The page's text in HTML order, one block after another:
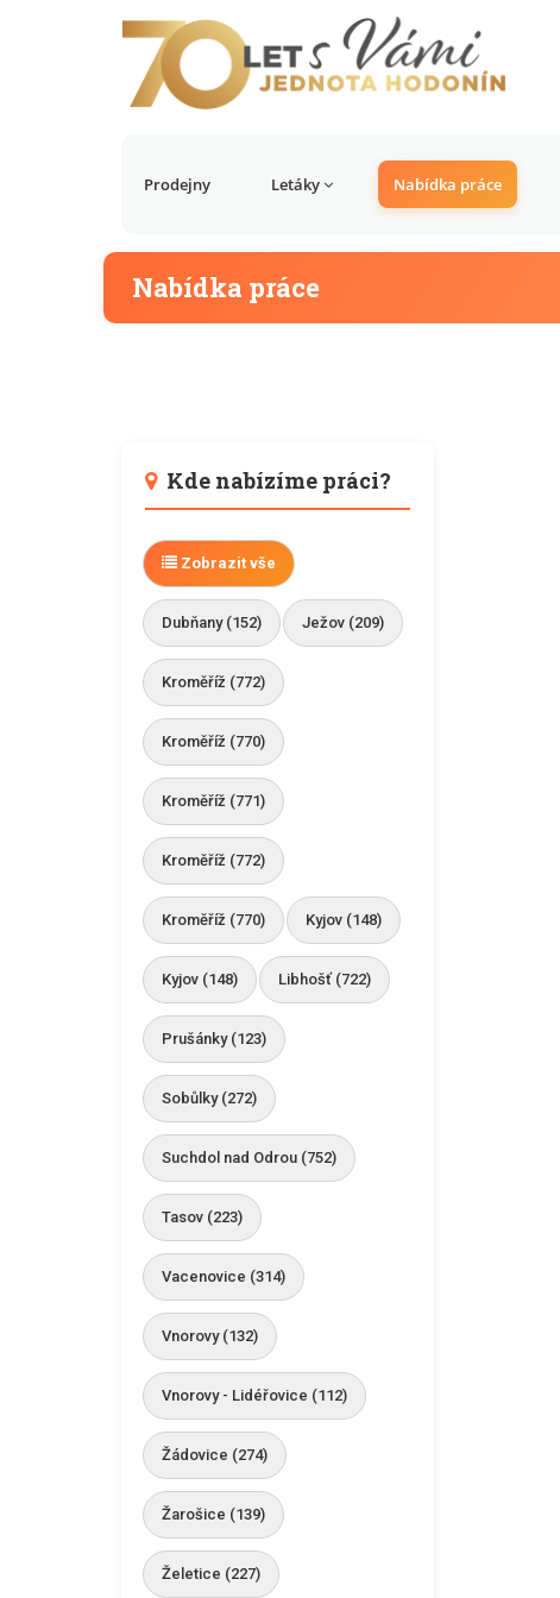
Prodejny Letáky Nabídka práce
Nabídka práce
Kde nabízíme práci?
Zobrazit vše
Dubňany (152) Ježov (209)
Kroměříž (772)
Kroměříž (770)
Kroměříž (771)
Kroměříž (772)
Kroměříž (770) Kyjov (148)
Kyjov (148) Libhošť (722)
Prušánky (123)
Sobůlky (272)
Suchdol nad Odrou (752)
Tasov (223)
Vacenovice (314)
Vnorovy (132)
Vnorovy - Lidéřovice (112)
Žádovice (274)
Žarošice (139)
Želetice (227)